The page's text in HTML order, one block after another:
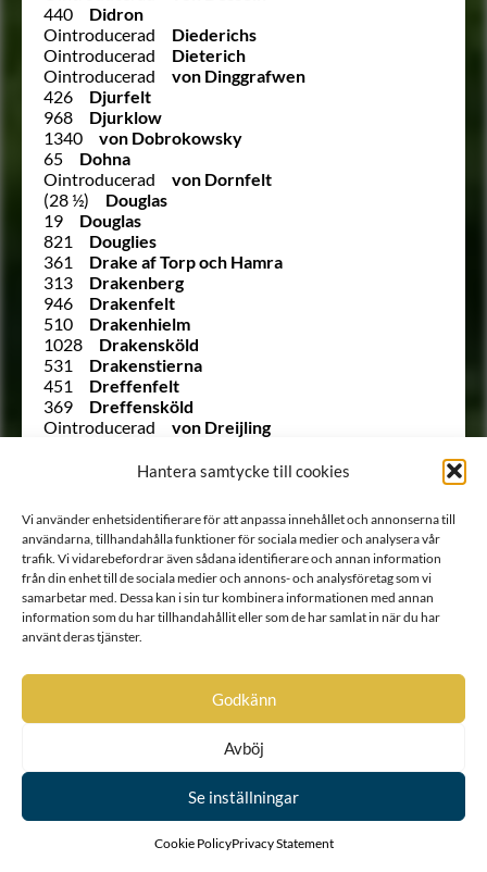
Hantera samtycke till cookies
Vi använder enhetsidentifierare för att anpassa innehållet och annonserna till
användarna, tillhandahålla funktioner för sociala medier och analysera vår
trafik. Vi vidarebefordrar även sådana identifierare och annan information
från din enhet till de sociala medier och annons- och analysföretag som vi
samarbetar med. Dessa kan i sin tur kombinera informationen med annan
information som du har tillhandahållit eller som de har samlat in när du har
använt deras tjänster.
Godkänn
Avböj
Se inställningar
Cookie PolicyPrivacy Statement
440
Didron
Ointroducerad
Diederichs
Ointroducerad
Dieterich
Ointroducerad
von Dinggrafwen
426
Djurfelt
968
Djurklow
1340
von Dobrokowsky
65
Dohna
Ointroducerad
von Dornfelt
(28 ½)
Douglas
19
Douglas
821
Douglies
361
Drake af Torp och Hamra
313
Drakenberg
946
Drakenfelt
510
Drakenhielm
1028
Drakensköld
531
Drakenstierna
451
Dreffenfelt
369
Dreffensköld
Ointroducerad
von Dreijling
von Drenteln
1557
Drufva
Ointroducerad
Dublar
Ointroducerad
von Duderberg
Ointroducerad
von Dunte
721
von Dunten
Ointroducerad
773
Du Rees
64
Duwall
von Düben
Utesluten
von Düben
von Düben